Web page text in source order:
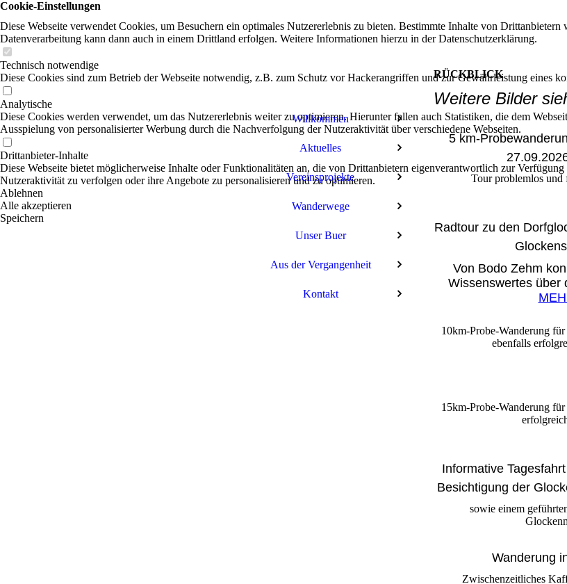
Willkommen
Aktuelles
Vereinsprojekte
Wanderwege
Unser Buer
Aus der Vergangenheit
Kontakt
RÜCKBLICK
Weitere Bilder
5 km-
Tour problemlos und
Radtour zu den
Von Bodo Zehm
Wissenswertes über
10km-Probe-Wanderung
ebenfalls
15km-Probe-Wanderung
Informative
Besichtigung der
sowie einem
Wanderung
Zwischenzeitliches
Cookie-Einstellungen
Diese Webseite verwendet Cookies, um Besuchern ein optimales Nutzererlebnis zu bieten. Bestimmte Inhalte von
Datenverarbeitung kann dann auch in einem Drittland erfolgen. Weitere Informationen hierzu in der Datenschutzerklärung.
Technisch notwendige
Diese Cookies sind zum Betrieb der Webseite notwendig, z.B. zum Schutz vor Hackerangriffen und zur Gewährleistung eines
Analytische
Diese Cookies werden verwendet, um das Nutzererlebnis weiter zu optimieren. Hierunter fallen auch Statistiken, die dem
Ausspielung von personalisierter Werbung durch die Nachverfolgung der Nutzeraktivität über verschiedene Webseiten.
Drittanbieter-Inhalte
Diese Webseite bietet möglicherweise Inhalte oder Funktionalitäten an, die von Drittanbietern eigenverantwortlich zur
Nutzeraktivität zu verfolgen oder ihre Angebote zu personalisieren und zu optimieren.
Ablehnen
Alle akzeptieren
Speichern